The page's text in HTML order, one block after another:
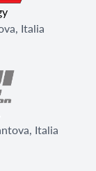
Italia
Italia